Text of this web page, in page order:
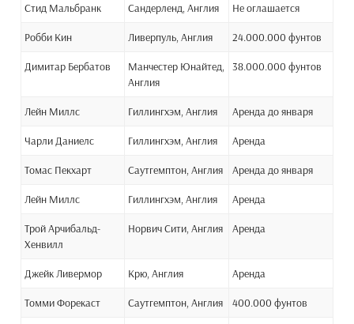
Стид Мальбранк Сандерленд, Англия Не оглашается
Робби Кин Ливерпуль, Англия 24.000.000 фунтов
Димитар Бербатов
Манчестер Юнайтед,
Англия
38.000.000 фунтов
Лейн Миллс Гиллингхэм, Англия Аренда до января
Чарли Даниелс Гиллингхэм, Англия Аренда
Томас Пекхарт Саутгемптон, Англия Аренда до января
Лейн Миллс Гиллингхэм, Англия Аренда
Трой Арчибальд-
Хенвилл
Норвич Сити, Англия Аренда
Джейк Ливермор Крю, Англия Аренда
Томми Форекаст Саутгемптон, Англия 400.000 фунтов